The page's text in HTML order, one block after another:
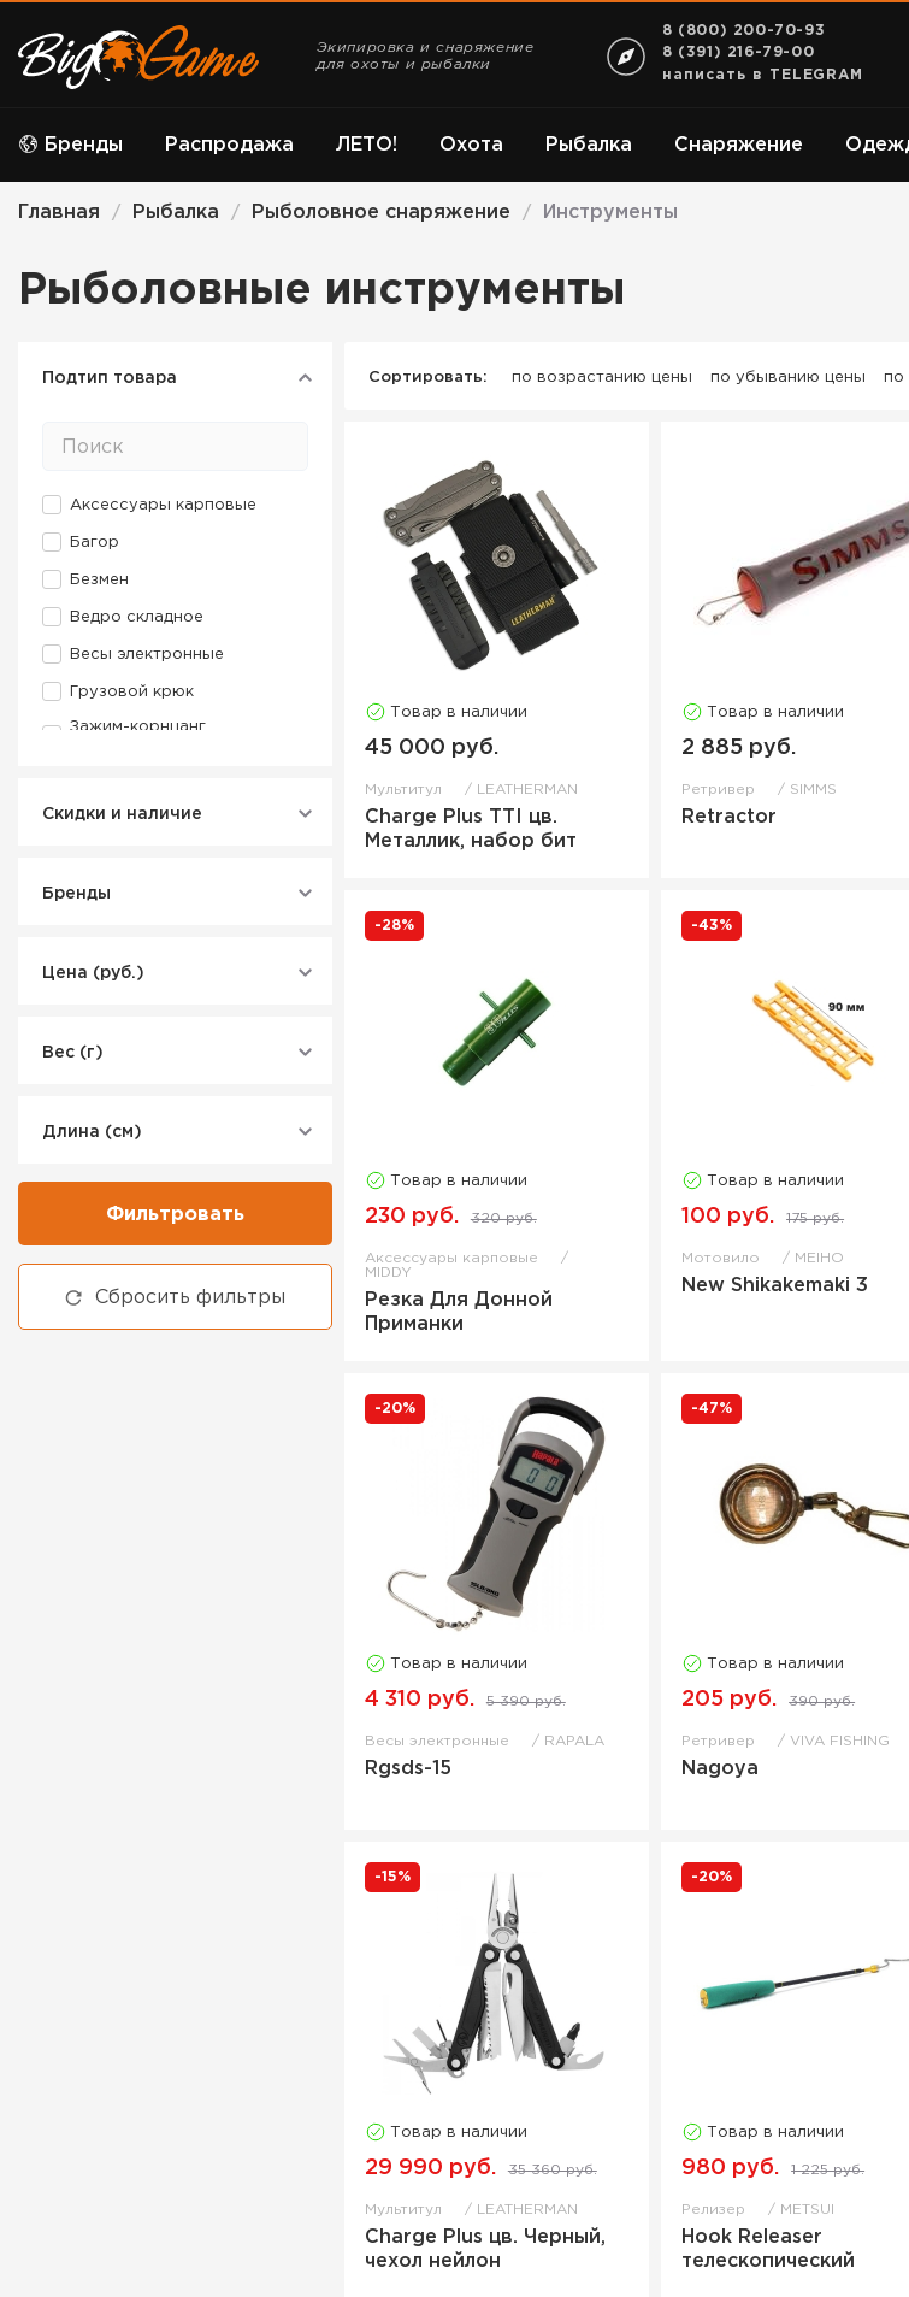
Экипировка и снаряжение
для охоты и рыбалки
8 (800) 200-70-93
8 (391) 216-79-00
написать в TELEGRAM
Бренды ЛЕТО! Охота Рыбалка Снаряжение
Распродажа
Главная / Рыбалка / Рыболовное снаряжение / Инструменты
Рыболовные инструменты
Подтип товара
Аксессуары карповые
Багор
Безмен
Ведро складное
Весы электронные
Грузовой крюк
Зажим-корнцанг
Защита для крючка
Инструмент
Комбо-набор
Кусачки
Ледобур
Скидки и наличие
Бренды
Цена (руб.)
Вес (г)
Длина (см)
Фильтровать
Сбросить фильтры
Сортировать: по возрастанию цены по убыванию цены по
Товар в наличии
45 000 руб.
Мультитул LEATHERMAN
Charge Plus TTI цв.
Металлик, набор бит
Товар в наличии
2 885 руб.
Ретривер SIMMS
Retractor
-28%
Товар в наличии
230 руб. 320 руб.
Аксессуары карповые
MIDDY
Резка Для Донной
Приманки
-43%
Товар в наличии
100 руб. 175 руб.
Мотовило MEIHO
New Shikakemaki 3
-20%
Товар в наличии
4 310 руб. 5 390 руб.
Весы электронные RAPALA
Rgsds-15
-47%
Товар в наличии
205 руб. 390 руб.
Ретривер VIVA FISHING
Nagoya
-15%
Товар в наличии
29 990 руб. 35 360 руб.
Мультитул LEATHERMAN
Charge Plus цв. Черный,
чехол нейлон
-20%
Товар в наличии
980 руб. 1 225 руб.
Релизер METSUI
Hook Releaser
телескопический